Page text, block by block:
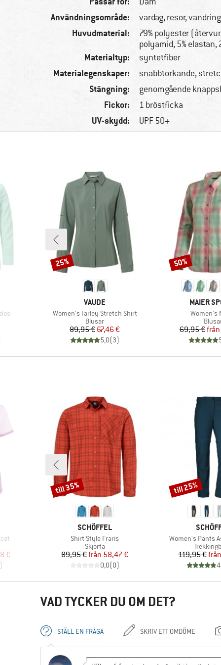
Användningsområde: vardag, resor, vandring
Huvudmaterial:
79% polyester
polyamid, 5% elastan,
Materialtyp: syntetfiber
Materialegenskaper: snabbtorkande,
Stängning: genomgående
Fickor: 1 bröstficka
UV-skydd: UPF 50+
VARUMÄRKE
VAUDE
Produkter
Women's Farley Stretch Shirt
Produktgrupp
Blusar
Pris
89,95 €Reducerat pris
67,46 €
5,0(3)
Rabatt
25%
MAIER
Produkter
Women's
69,95 €från
Rabatt
50%
pris
€
VARUMÄRKE
SCHÖFFEL
Produkter
Shirt Style Fraris
Produktgrupp
Skjorta
Pris
89,95 € Reducerat pris
från 58,47 €
0,0(0)
Rabatt
till 35%
Produkter
Women's Pants
119,95 €från
Rabatt
till 25%
VAD TYCKER DU OM DET?
STÄLL EN FRÅGA SKRIV ETT OMDÖME